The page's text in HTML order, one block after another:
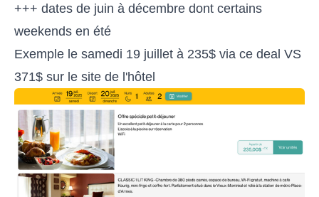
+++ dates de juin à décembre dont certains
weekends en été
Exemple le samedi 19 juillet à 235$ via ce deal VS
371$ sur le site de l'hôtel